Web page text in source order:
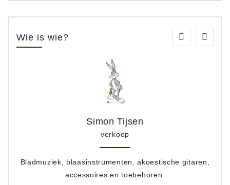
Wie is wie?
Simon Tijsen
verkoop
Bladmuziek, blaasinstrumenten, akoestische gitaren,
accessoires en toebehoren.